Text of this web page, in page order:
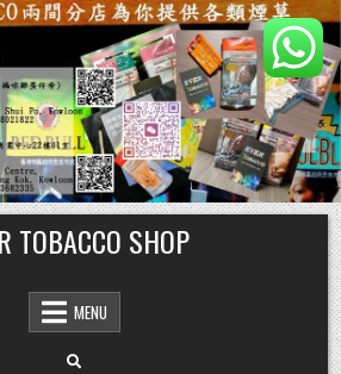
TOBACCO SHOP
MENU